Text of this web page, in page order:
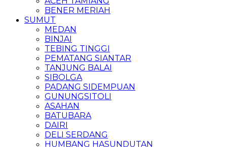
BENER MERIAH
SUMUT
MEDAN
BINJAI
TEBING TINGGI
PEMATANG SIANTAR
TANJUNG BALAI
SIBOLGA
PADANG SIDEMPUAN
GUNUNGSITOLI
ASAHAN
BATUBARA
DAIRI
DELI SERDANG
HUMBANG HASUNDUTAN